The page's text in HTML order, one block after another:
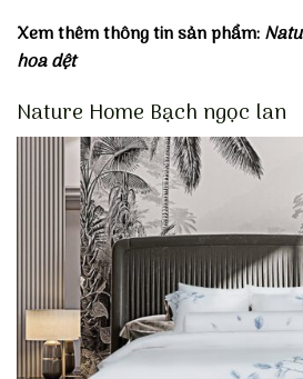
Xem thêm thông tin sản phẩm:
hoa dệt
Nature Home Bạch ngọc lan